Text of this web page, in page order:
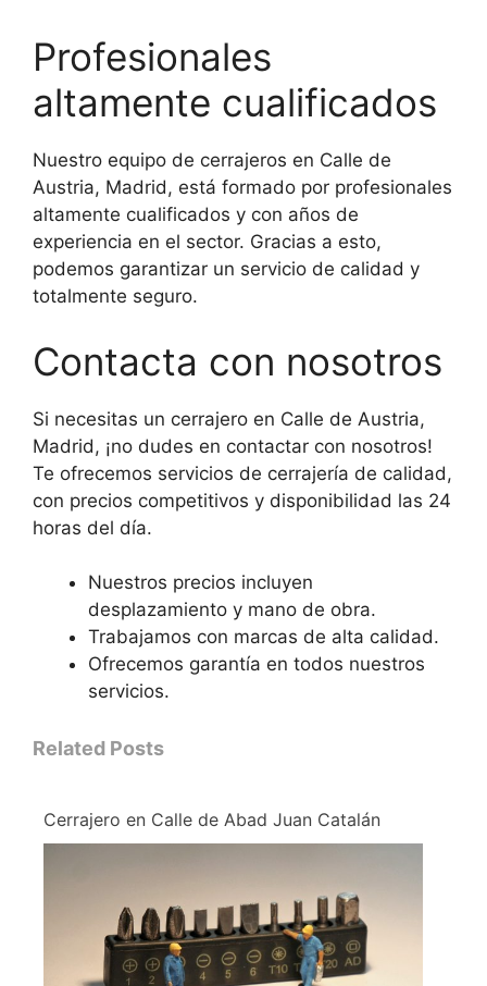
Profesionales
altamente cualificados
Nuestro equipo de cerrajeros en Calle de
Austria, Madrid, está formado por profesionales
altamente cualificados y con años de
experiencia en el sector. Gracias a esto,
podemos garantizar un servicio de calidad y
totalmente seguro.
Contacta con nosotros
Si necesitas un cerrajero en Calle de Austria,
Madrid, ¡no dudes en contactar con nosotros!
Te ofrecemos servicios de cerrajería de calidad,
con precios competitivos y disponibilidad las 24
horas del día.
Nuestros precios incluyen
desplazamiento y mano de obra.
Trabajamos con marcas de alta calidad.
Ofrecemos garantía en todos nuestros
servicios.
Related Posts
Cerrajero en Calle de Abad Juan Catalán